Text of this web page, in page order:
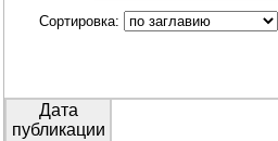
Сортировка:
Дата
публикации